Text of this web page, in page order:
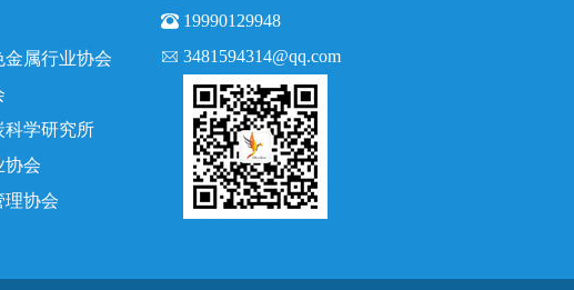
属行业协会
科学研究所
协会
理协会
19990129948
3481594314@qq.com